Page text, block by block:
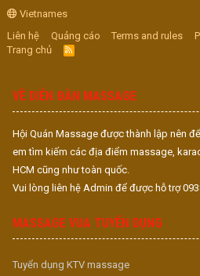
Vietnames
Liên hệ
Quảng cáo Terms and rules
Trang chủ
R
S
VỀ DIỄN ĐÀN MASSAGE
Hội Quán Massage được thành lập nên
em tìm kiếm các địa điểm massage,
HCM cũng như toàn quốc.
Vui lòng liên hệ Admin để được hỗ trợ
MASSAGE VUA TUYỂN DỤNG
Tuyển dụng KTV massage